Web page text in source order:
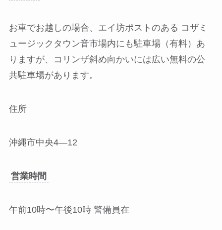
お車でお越しの場合、エイ坊ポストのある コザミ
ュージックタウン音市場内にも駐車場（有料）あ
りますが、コリンザ斜め向かいには広い無料の公
共駐車場があります。
住所
沖縄市中央4―12
営業時間
午前10時〜午後10時 警備員在